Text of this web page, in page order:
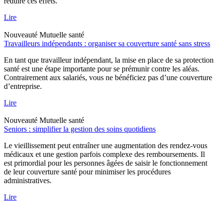
Lire
Nouveauté Mutuelle santé
Travailleurs indépendants : organiser sa couverture santé sans stress
En tant que travailleur indépendant, la mise en place de sa protection
santé est une étape importante pour se prémunir contre les aléas.
Contrairement aux salariés, vous ne bénéficiez pas d’une couverture
d’entreprise.
Lire
Nouveauté Mutuelle santé
Seniors : simplifier la gestion des soins quotidiens
Le vieillissement peut entraîner une augmentation des rendez-vous
médicaux et une gestion parfois complexe des remboursements. Il
est primordial pour les personnes âgées de saisir le fonctionnement
de leur couverture santé pour minimiser les procédures
administratives.
Lire